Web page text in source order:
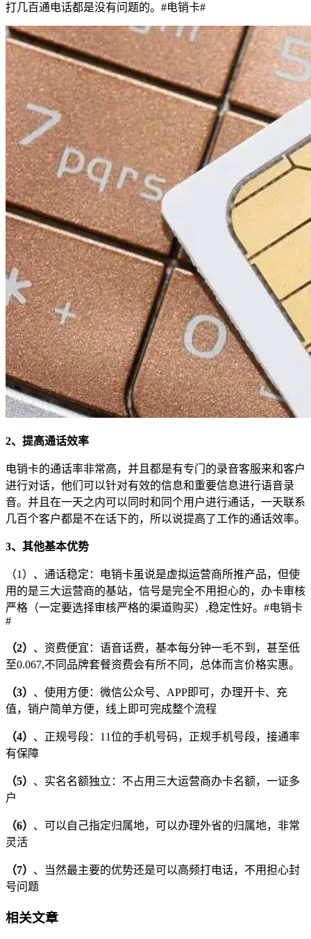
打几百通电话都是没有问题的。#电销卡#
2、提高通话效率
电销卡的通话率非常高，并且都是有专门的录音客服来和客户
进行对话，他们可以针对有效的信息和重要信息进行语音录
音。并且在一天之内可以同时和同个用户进行通话，一天联系
几百个客户都是不在话下的，所以说提高了工作的通话效率。
3、其他基本优势
（1）、通话稳定：电销卡虽说是虚拟运营商所推产品，但使
用的是三大运营商的基站，信号是完全不用担心的，办卡审核
严格（一定要选择审核严格的渠道购买）,稳定性好。#电销卡
#
（2） 、资费便宜：语音话费，基本每分钟一毛不到，甚至低
至0.067,不同品牌套餐资费会有所不同，总体而言价格实惠。
（3） 、使用方便：微信公众号、APP即可，办理开卡、充
值，销户简单方便，线上即可完成整个流程
（4） 、正规号段：11位的手机号码，正规手机号段，接通率
有保障
（5） 、实名名额独立：不占用三大运营商办卡名额，一证多
户
（6） 、可以自己指定归属地，可以办理外省的归属地，非常
灵活
（7） 、当然最主要的优势还是可以高频打电话，不用担心封
号问题
相关文章